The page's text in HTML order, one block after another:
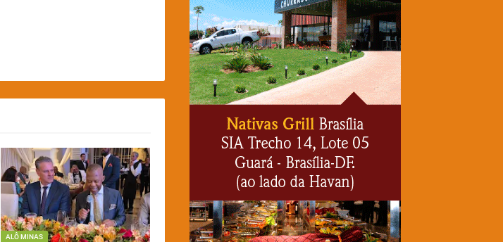
ALÔ MINAS